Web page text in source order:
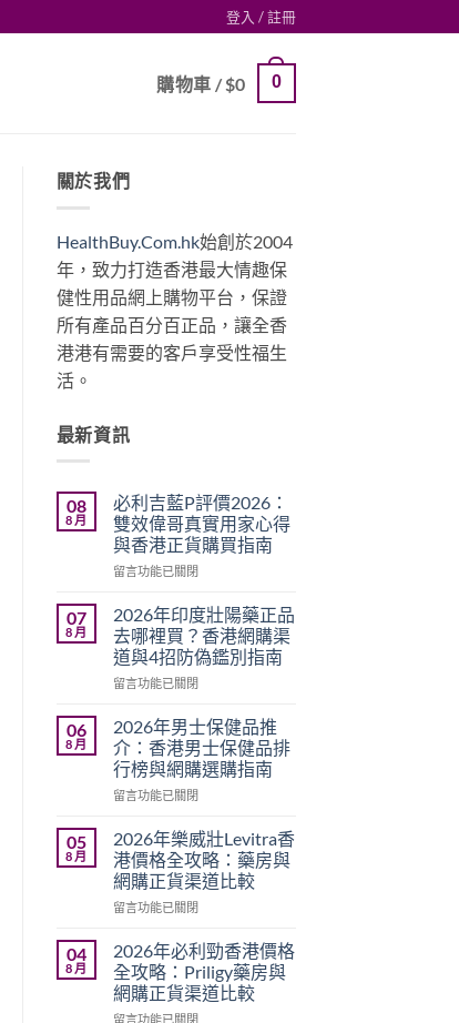
登入 / 註冊
購物車 /$0 0
關於我們
HealthBuy.Com.hk始創於2004
年，致力打造香港最大情趣保
健性用品網上購物平台，保證
所有產品百分百正品，讓全香
港港有需要的客戶享受性福生
活。
最新資訊
08
8 月
必利吉藍P評價2026：
雙效偉哥真實用家心得
與香港正貨購買指南
在
利
吉
藍
P
評
2026：
雙
效
偉
哥
實
用
家
心
得
香
港
正
貨
留言功能已關閉
07
8 月
2026年印度壯陽藥正品
去哪裡買？香港網購渠
道與4招防偽鑑別指南
在
年
印
度
壯
陽
正
品
去
哪
裡
香
港
網
購
留言功能已關閉
06
8 月
2026年男士保健品推
介：香港男士保健品排
行榜與網購選購指南
在
年
男
士
保
健
推
介：
香
港
留言功能已關閉
05
8 月
2026年樂威壯Levitra香
港價格全攻略：藥房與
網購正貨渠道比較
在
年
樂
威
壯
Levitra
留言功能已關閉
04
8 月
2026年必利勁香港價格
全攻略：Priligy藥房與
網購正貨渠道比較
在
留言功能已關閉